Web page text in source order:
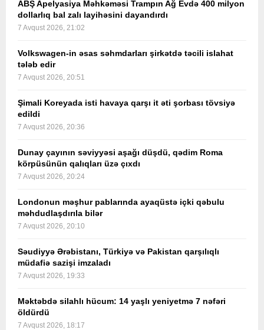
ABŞ Apelyasiya Məhkəməsi Trampın Ağ Evdə 400 milyon
dollarlıq bal zalı layihəsini dayandırdı
7 Avqust 2026, 21:02
Volkswagen-in əsas səhmdarları şirkətdə təcili islahat
tələb edir
7 Avqust 2026, 20:51
Şimali Koreyada isti havaya qarşı it əti şorbası tövsiyə
edildi
7 Avqust 2026, 20:36
Dunay çayının səviyyəsi aşağı düşdü, qədim Roma
körpüsünün qalıqları üzə çıxdı
7 Avqust 2026, 20:24
Londonun məşhur pablarında ayaqüstə içki qəbulu
məhdudlaşdırıla bilər
7 Avqust 2026, 20:10
Səudiyyə Ərəbistanı, Türkiyə və Pakistan qarşılıqlı
müdafiə sazişi imzaladı
7 Avqust 2026, 19:33
Məktəbdə silahlı hücum: 14 yaşlı yeniyetmə 7 nəfəri
öldürdü
7 Avqust 2026, 18:17